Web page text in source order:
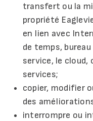
transfert ou la
propriété
en lien avec
de temps,
service, le cloud,
services;
copier, modifier
des
interrompre ou